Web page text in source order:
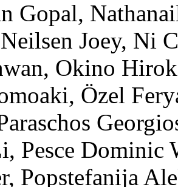
Gopal,
Neilsen Joey, Ni
, Okino
, Özel
, Pesce Dominic
, Popstefanija